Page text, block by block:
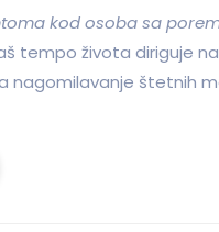
kod osoba sa
tempo života diriguje
nagomilavanje štetnih